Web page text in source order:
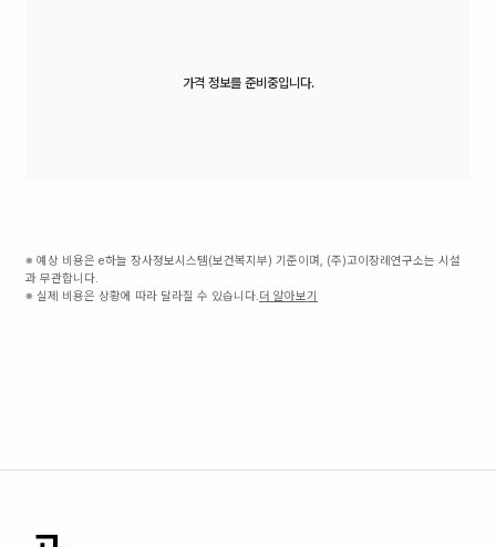
가격 정보를 준비중입니다.
※ 예상 비용은 e하늘 장사정보시스템(보건복지부) 기준이며, (주)고이장례연구소는 시설
과 무관합니다.
※ 실제 비용은 상황에 따라 달라질 수 있습니다.더 알아보기